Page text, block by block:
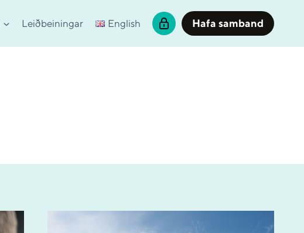
Leiðbeiningar English Hafa samband